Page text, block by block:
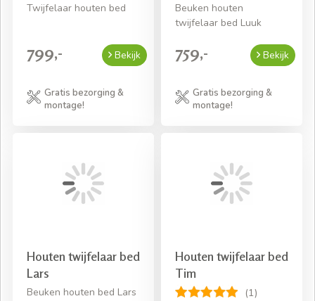
Twijfelaar houten bed
799,- Bekijk
Gratis bezorging &
montage!
Beuken houten
twijfelaar bed Luuk
759,- Bekijk
Gratis bezorging &
montage!
Houten twijfelaar bed
Lars
Beuken houten bed Lars
Houten twijfelaar bed
Tim
(1)